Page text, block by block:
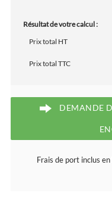
Résultat de votre calcul :
Prix total HT
Prix total TTC
DEMANDE
Frais de port inclus